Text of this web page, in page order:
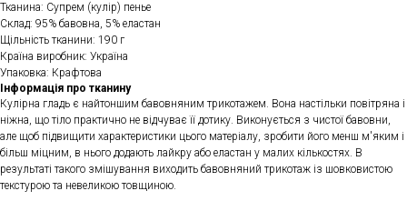
Тканина: Супрем (кулір) пенье
Склад: 95% бавовна, 5% еластан
Щільність тканини: 190 г
Країна виробник: Україна
Упаковка: Крафтова
Інформація про тканину
Кулірна гладь є найтоншим бавовняним трикотажем. Вона настільки повітряна і
ніжна, що тіло практично не відчуває її дотику. Виконується з чистої бавовни,
але щоб підвищити характеристики цього матеріалу, зробити його менш м'яким і
більш міцним, в нього додають лайкру або еластан у малих кількостях. В
результаті такого змішування виходить бавовняний трикотаж із шовковистою
текстурою та невеликою товщиною.